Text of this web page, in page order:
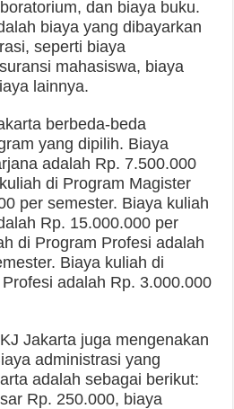
dan biaya buku.
biaya yang dibayarkan
seperti biaya
mahasiswa, biaya
lainnya.
berbeda-beda
yang dipilih. Biaya
adalah Rp. 7.500.000
di Program Magister
per semester. Biaya kuliah
Rp. 15.000.000 per
di Program Profesi adalah
Biaya kuliah di
adalah Rp. 3.000.000
Jakarta juga mengenakan
administrasi yang
adalah sebagai berikut:
Rp. 250.000, biaya